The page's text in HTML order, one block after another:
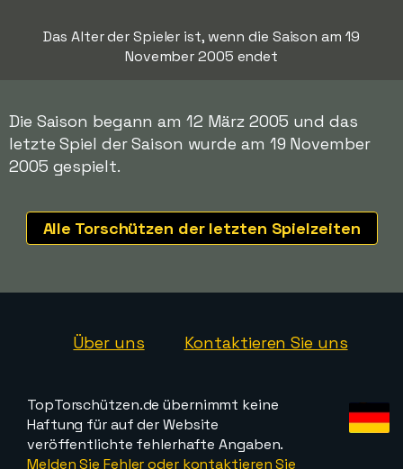
Das Alter der Spieler ist, wenn die Saison am 19
November 2005 endet
Die Saison begann am 12 März 2005 und das
letzte Spiel der Saison wurde am 19 November
2005 gespielt.
Alle Torschützen der letzten Spielzeiten
Über uns Kontaktieren Sie uns
TopTorschützen.de übernimmt keine
Haftung für auf der Website
veröffentlichte fehlerhafte Angaben.
Melden Sie Fehler oder kontaktieren Sie